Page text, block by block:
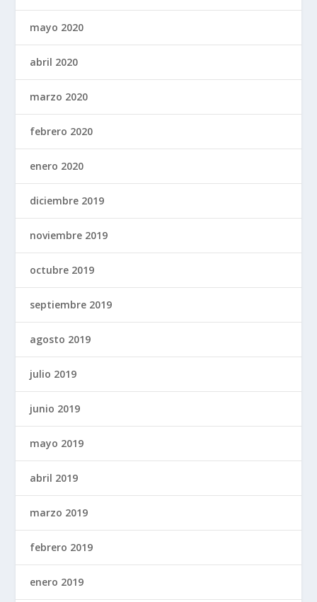
mayo 2020
abril 2020
marzo 2020
febrero 2020
enero 2020
diciembre 2019
noviembre 2019
octubre 2019
septiembre 2019
agosto 2019
julio 2019
junio 2019
mayo 2019
abril 2019
marzo 2019
febrero 2019
enero 2019